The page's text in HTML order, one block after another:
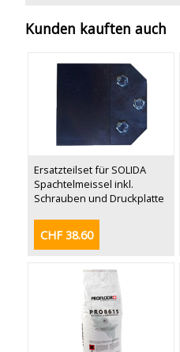
Kunden kauften auch
Ersatzteilset für SOLIDA
Spachtelmeissel inkl.
Schrauben und Druckplatte
CHF 38.60